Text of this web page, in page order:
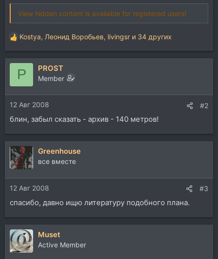
View hidden content is available for registered users!
Р
е
а
и
и
:
Kostya, Леонид Воробьев, livingsr и 34 других
P PROST
Member
12 Авг 2008 #2
блин, забыл сказать - архив - 140 метров!
Greenhouse
все вместе
12 Авг 2008 #3
спасибо, давно ищю литературу подобного плана.
Muset
Active Member